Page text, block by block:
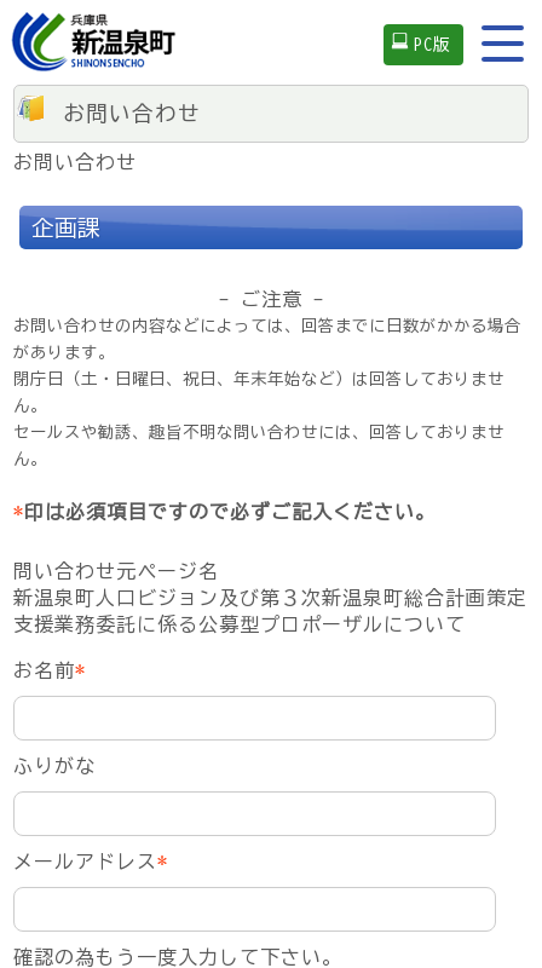
PC版
お問い合わせ
お問い合わせ
企画課
- ご注意 -
お問い合わせの内容などによっては、回答までに日数がかかる場合
があります。
閉庁日（土・日曜日、祝日、年末年始など）は回答しておりませ
ん。
セールスや勧誘、趣旨不明な問い合わせには、回答しておりませ
ん。
*印は必須項目ですので必ずご記入ください。
問い合わせ元ページ名
新温泉町人口ビジョン及び第３次新温泉町総合計画策定
支援業務委託に係る公募型プロポーザルについて
お名前*
ふりがな
メールアドレス*
確認の為もう一度入力して下さい。